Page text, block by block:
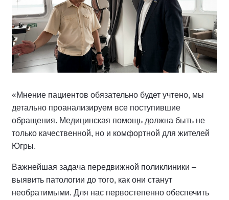
«Мнение пациентов обязательно будет учтено, мы
детально проанализируем все поступившие
обращения. Медицинская помощь должна быть не
только качественной, но и комфортной для жителей
Югры.
Важнейшая задача передвижной поликлиники –
выявить патологии до того, как они станут
необратимыми. Для нас первостепенно обеспечить